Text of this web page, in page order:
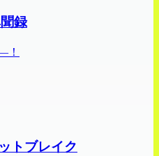
録
！
トブレイク